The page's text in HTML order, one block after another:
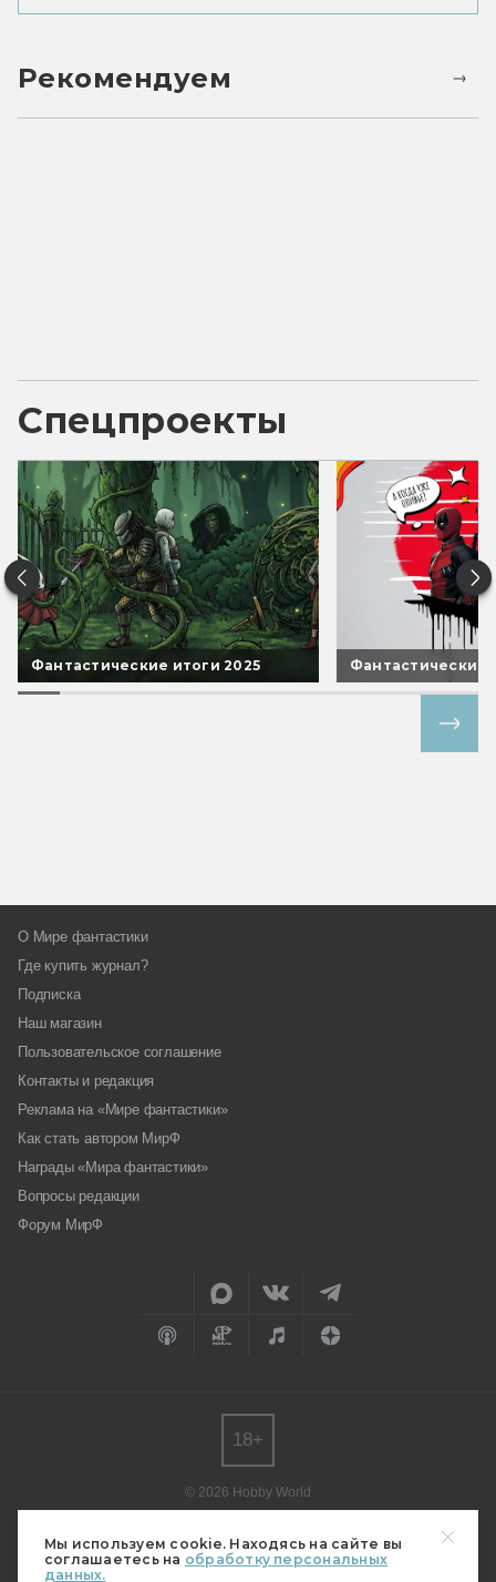
Мы используем cookie. Находясь на сайте вы
соглашаетесь на обработку персональных
данных.
Рекомендуем
Спецпроекты
Фантастические итоги 2025 Фантастические
О Мире фантастики
Где купить журнал?
Подписка
Наш магазин
Пользовательское соглашение
Контакты и редакция
Реклама на «Мире фантастики»
Как стать автором МирФ
Награды «Мира фантастики»
Вопросы редакции
Форум МирФ
© 2026 Hobby World
редакции.
Мнение авторов может не совпадать с мнением редакции.
18+